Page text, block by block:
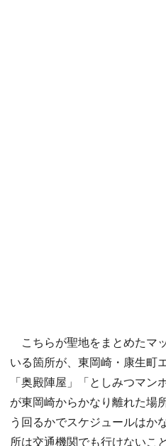
こちらが聖地をまとめたマ
いる箇所が、東岡崎・康生町
「奥殿陣屋」「としみつマ
が東岡崎からかなり離れた場
う回るかでスケジュールはか
所は交通機関でも行けないこ